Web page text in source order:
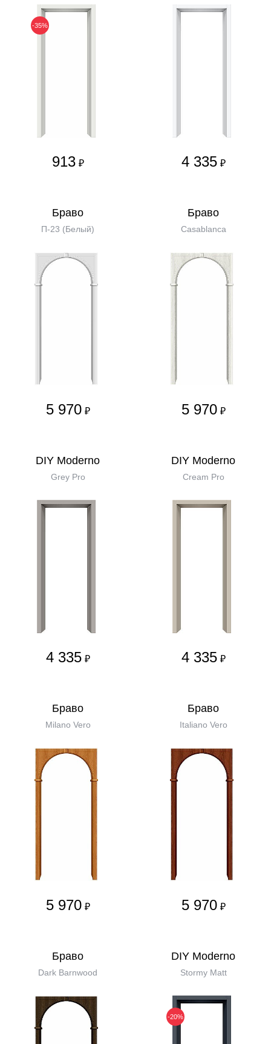
-35%
913 ₽ 4 335 ₽
Бравo
П-23 (Белый)
5 970 ₽
Бравo
Casablanca
5 970 ₽
DIY Moderno
Grey Pro
4 335 ₽
DIY Moderno
Cream Pro
4 335 ₽
Бравo
Milano Vero
5 970 ₽
Бравo
Italiano Vero
5 970 ₽
Бравo
Dark Barnwood
DIY Moderno
Stormy Matt
-20%